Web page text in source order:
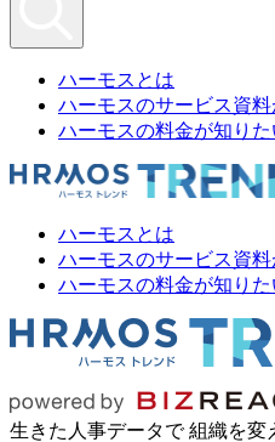
ハーモスとは
ハーモスのサービス資
ハーモスの料金が知りた
ハーモスとは
ハーモスのサービス資
ハーモスの料金が知りた
生きた人事データで 組織を変